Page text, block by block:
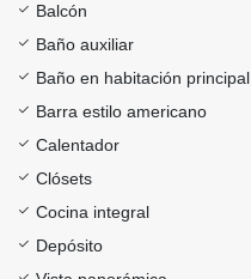
Balcón
Baño auxiliar
Baño en habitación principal
Barra estilo americano
Calentador
Clósets
Cocina integral
Depósito